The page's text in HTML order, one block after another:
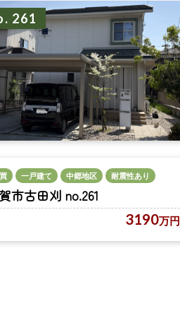
261
一戸建て 中郷地区 耐震性あり
市古田刈 no.261
3190万円